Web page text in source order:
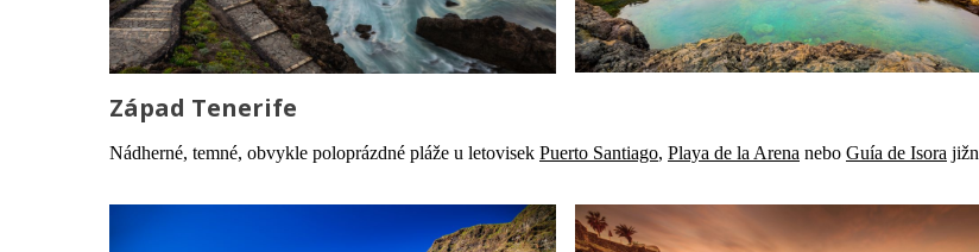
Západ Tenerife
Nádherné, temné, obvykle poloprázdné pláže u letovisek Puerto Santiago, Playa de la Arena nebo Guía de Isora